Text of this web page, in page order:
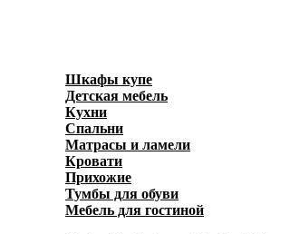
Шкафы купе
Детская мебель
Кухни
Спальни
Матрасы и ламели
Кровати
Прихожие
Тумбы для обуви
Мебель для гостиной